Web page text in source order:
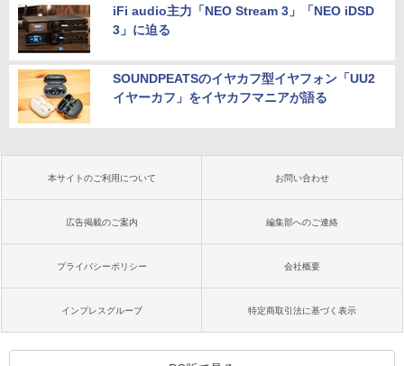
iFi audio主力「NEO Stream 3」「NEO iDSD
3」に迫る
SOUNDPEATSのイヤカフ型イヤフォン「UU2
イヤーカフ」をイヤカフマニアが語る
本サイトのご利用について お問い合わせ
広告掲載のご案内 編集部へのご連絡
プライバシーポリシー 会社概要
インプレスグループ 特定商取引法に基づく表示